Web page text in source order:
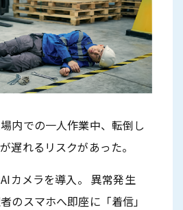
内での一人作業中、転倒し
遅れるリスクがあった。
カメラを導入。 異常発生
のスマホへ即座に「着信」